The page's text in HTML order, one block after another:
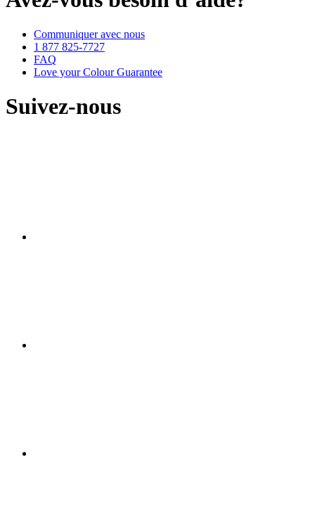
Communiquer avec nous
1 877 825-7727
FAQ
Love your Colour Guarantee
Suivez-nous